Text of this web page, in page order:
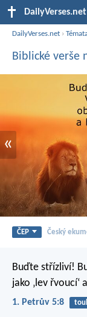
DailyVerses.net
DailyVerses.net ›
Biblické verše
«
ČEP Český
Buďte střízliví!
jako ‚lev řvoucí‘
1. Petrův 5:8